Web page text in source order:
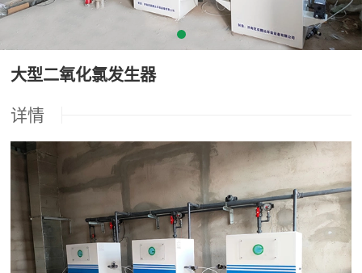
大型二氧化氯发生器
详情